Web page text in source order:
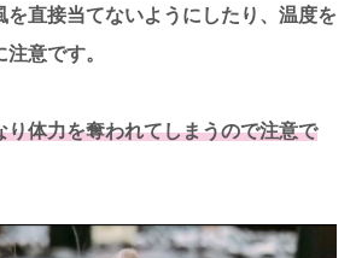
を直接当てないようにしたり、温度を
意です。
り体力を奪われてしまうので注意で